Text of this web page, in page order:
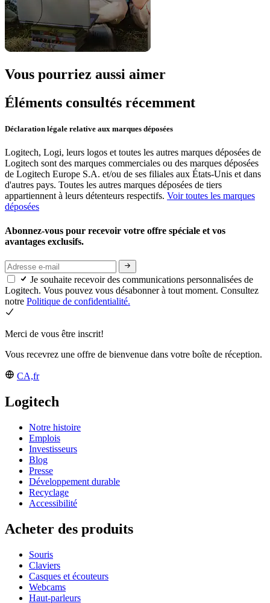
Vous pourriez aussi aimer
Éléments consultés récemment
Déclaration légale relative aux marques déposées
Logitech, Logi, leurs logos et toutes les autres marques déposées de
Logitech sont des marques commerciales ou des marques déposées
de Logitech Europe S.A. et/ou de ses filiales aux États-Unis et dans
d'autres pays. Toutes les autres marques déposées de tiers
appartiennent à leurs détenteurs respectifs. Voir toutes les marques
déposées
Abonnez-vous pour recevoir votre offre spéciale et vos
avantages exclusifs.
Je souhaite recevoir des communications personnalisées de
Logitech. Vous pouvez vous désabonner à tout moment. Consultez
notre Politique de confidentialité.
Merci de vous être inscrit!
Vous recevrez une offre de bienvenue dans votre boîte de réception.
CA,fr
Logitech
Notre histoire
Emplois
Investisseurs
Blog
Presse
Développement durable
Recyclage
Accessibilité
Acheter des produits
Souris
Claviers
Casques et écouteurs
Webcams
Haut-parleurs